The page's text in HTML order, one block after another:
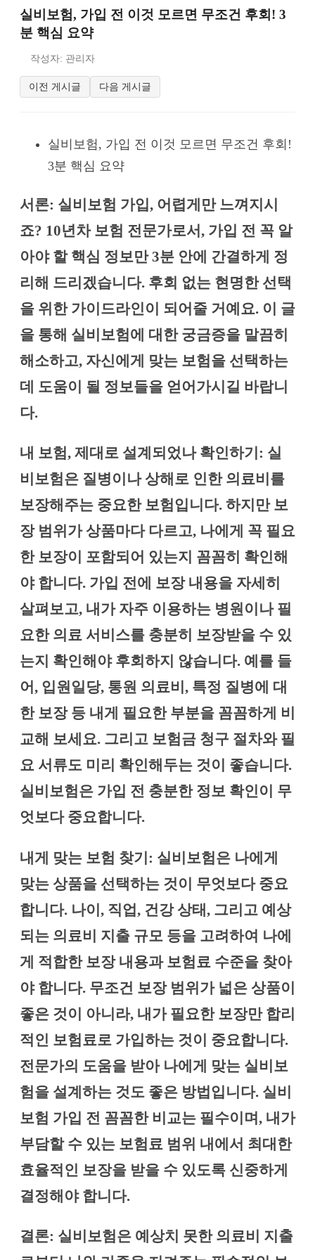
실비보험, 가입 전 이것 모르면 무조건 후회! 3
분 핵심 요약
작성자: 관리자
이전 게시글 다음 게시글
실비보험, 가입 전 이것 모르면 무조건 후회!
3분 핵심 요약
서론: 실비보험 가입, 어렵게만 느껴지시
죠? 10년차 보험 전문가로서, 가입 전 꼭 알
아야 할 핵심 정보만 3분 안에 간결하게 정
리해 드리겠습니다. 후회 없는 현명한 선택
을 위한 가이드라인이 되어줄 거예요. 이 글
을 통해 실비보험에 대한 궁금증을 말끔히
해소하고, 자신에게 맞는 보험을 선택하는
데 도움이 될 정보들을 얻어가시길 바랍니
다.
내 보험, 제대로 설계되었나 확인하기: 실
비보험은 질병이나 상해로 인한 의료비를
보장해주는 중요한 보험입니다. 하지만 보
장 범위가 상품마다 다르고, 나에게 꼭 필요
한 보장이 포함되어 있는지 꼼꼼히 확인해
야 합니다. 가입 전에 보장 내용을 자세히
살펴보고, 내가 자주 이용하는 병원이나 필
요한 의료 서비스를 충분히 보장받을 수 있
는지 확인해야 후회하지 않습니다. 예를 들
어, 입원일당, 통원 의료비, 특정 질병에 대
한 보장 등 내게 필요한 부분을 꼼꼼하게 비
교해 보세요. 그리고 보험금 청구 절차와 필
요 서류도 미리 확인해두는 것이 좋습니다.
실비보험은 가입 전 충분한 정보 확인이 무
엇보다 중요합니다.
내게 맞는 보험 찾기: 실비보험은 나에게
맞는 상품을 선택하는 것이 무엇보다 중요
합니다. 나이, 직업, 건강 상태, 그리고 예상
되는 의료비 지출 규모 등을 고려하여 나에
게 적합한 보장 내용과 보험료 수준을 찾아
야 합니다. 무조건 보장 범위가 넓은 상품이
좋은 것이 아니라, 내가 필요한 보장만 합리
적인 보험료로 가입하는 것이 중요합니다.
전문가의 도움을 받아 나에게 맞는 실비보
험을 설계하는 것도 좋은 방법입니다. 실비
보험 가입 전 꼼꼼한 비교는 필수이며, 내가
부담할 수 있는 보험료 범위 내에서 최대한
효율적인 보장을 받을 수 있도록 신중하게
결정해야 합니다.
결론: 실비보험은 예상치 못한 의료비 지출